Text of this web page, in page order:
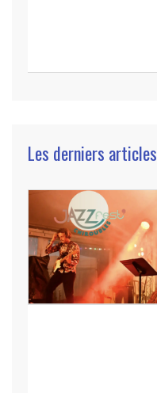
Les derniers articles